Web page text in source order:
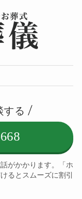
する
がかかります。「ホ
るとスムーズに割引